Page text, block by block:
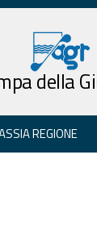
della
REGIONE